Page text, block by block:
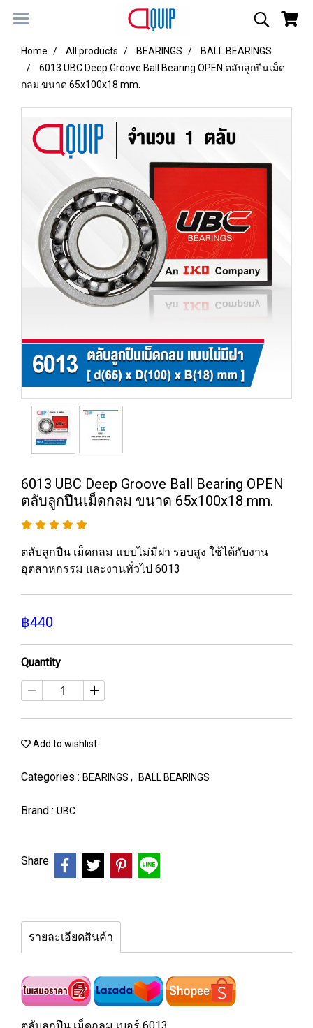
Home All products BEARINGS
BALL BEARINGS
6013 UBC Deep Groove Ball Bearing OPEN ตลับลูกปืนเม็ด
กลม ขนาด 65x100x18 mm.
6013 UBC Deep Groove Ball Bearing OPEN
ตลับลูกปืนเม็ดกลม ขนาด 65x100x18 mm.
ตลับลูกปืน เม็ดกลม แบบไม่มีฝา รอบสูง ใช้ได้กับงาน
อุตสาหกรรม และงานทั่วไป 6013
฿440
Quantity
Add to wishlist
Categories : BEARINGS , BALL BEARINGS
Brand : UBC
Share
รายละเอียดสินค้า